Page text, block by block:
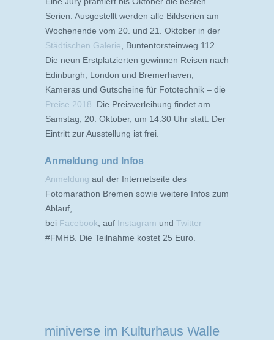
Serien. Ausgestellt werden alle Bildserien am
Wochenende vom 20. und 21. Oktober in der
Städtischen Galerie , Buntentorsteinweg 112.
Die neun Erstplatzierten gewinnen Reisen nach
Edinburgh, London und Bremerhaven,
Kameras und Gutscheine für Fototechnik – die
Preise 2018 . Die Preisverleihung findet am
Samstag, 20. Oktober, um 14:30 Uhr statt. Der
Eintritt zur Ausstellung ist frei.
Anmeldung und Infos
Anmeldung auf der Internetseite des
Fotomarathon Bremen sowie weitere Infos zum
Ablauf,
bei Facebook , auf Instagram und Twitter
#FMHB. Die Teilnahme kostet 25 Euro.
miniverse im Kulturhaus Walle